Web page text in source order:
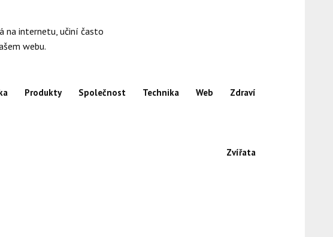
na internetu, učiní často
webu.
Produkty Společnost Technika Web Zdraví
Zvířata